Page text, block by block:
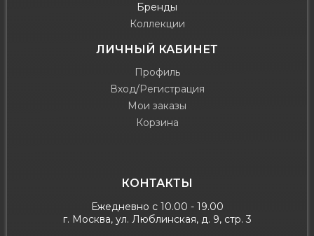
Бренды
Коллекции
ЛИЧНЫЙ КАБИНЕТ
Профиль
Вход/Регистрация
Мои заказы
Корзина
КОНТАКТЫ
Ежедневно с 10.00 - 19.00
г. Москва, ул. Люблинская, д. 9, стр. 3